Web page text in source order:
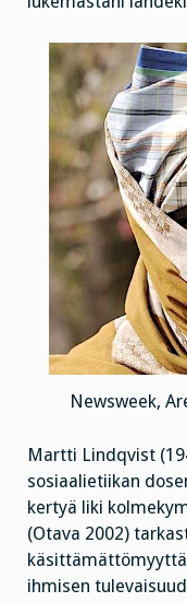
Newsweek,
Martti Lindqvist
sosiaalietiikan
kertyä liki
(Otava 2002)
ihmisen